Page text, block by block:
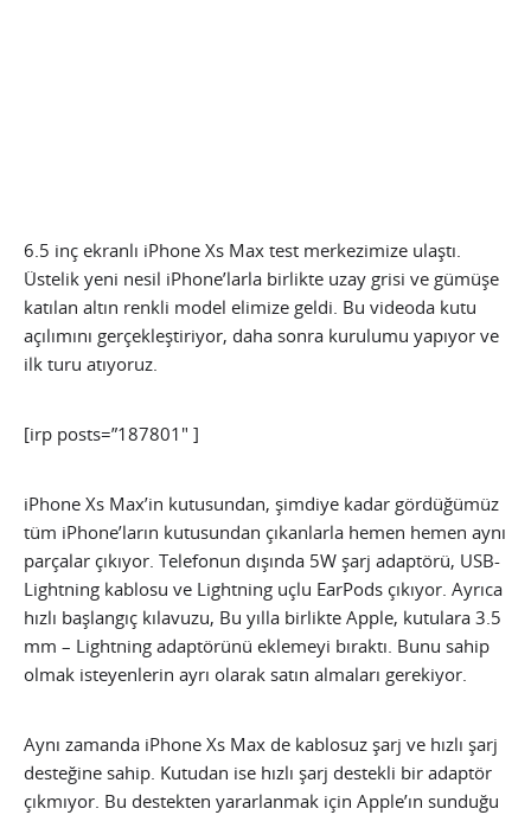
6.5 inç ekranlı iPhone Xs Max test merkezimize ulaştı.
Üstelik yeni nesil iPhone’larla birlikte uzay grisi ve gümüşe
katılan altın renkli model elimize geldi. Bu videoda kutu
açılımını gerçekleştiriyor, daha sonra kurulumu yapıyor ve
ilk turu atıyoruz.
[irp posts=”187801″ ]
iPhone Xs Max’in kutusundan, şimdiye kadar gördüğümüz
tüm iPhone’ların kutusundan çıkanlarla hemen hemen aynı
parçalar çıkıyor. Telefonun dışında 5W şarj adaptörü, USB-
Lightning kablosu ve Lightning uçlu EarPods çıkıyor. Ayrıca
hızlı başlangıç kılavuzu, Bu yılla birlikte Apple, kutulara 3.5
mm – Lightning adaptörünü eklemeyi bıraktı. Bunu sahip
olmak isteyenlerin ayrı olarak satın almaları gerekiyor.
Aynı zamanda iPhone Xs Max de kablosuz şarj ve hızlı şarj
desteğine sahip. Kutudan ise hızlı şarj destekli bir adaptör
çıkmıyor. Bu destekten yararlanmak için Apple’ın sunduğu